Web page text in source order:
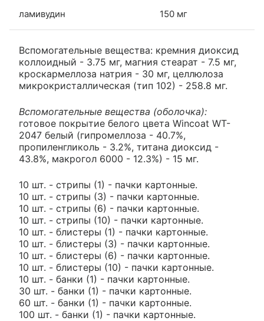
ламивудин 150 мг
Вспомогательные вещества: кремния диоксид
коллоидный - 3.75 мг, магния стеарат - 7.5 мг,
кроскармеллоза натрия - 30 мг, целлюлоза
микрокристаллическая (тип 102) - 258.8 мг.
Вспомогательные вещества (оболочка):
готовое покрытие белого цвета Wincoat WT-
2047 белый (гипромеллоза - 40.7%,
пропиленгликоль - 3.2%, титана диоксид -
43.8%, макрогол 6000 - 12.3%) - 15 мг.
10 шт. - стрипы (1) - пачки картонные.
10 шт. - стрипы (3) - пачки картонные.
10 шт. - стрипы (6) - пачки картонные.
10 шт. - стрипы (10) - пачки картонные.
10 шт. - блистеры (1) - пачки картонные.
10 шт. - блистеры (3) - пачки картонные.
10 шт. - блистеры (6) - пачки картонные.
10 шт. - блистеры (10) - пачки картонные.
10 шт. - банки (1) - пачки картонные.
30 шт. - банки (1) - пачки картонные.
60 шт. - банки (1) - пачки картонные.
100 шт. - банки (1) - пачки картонные.